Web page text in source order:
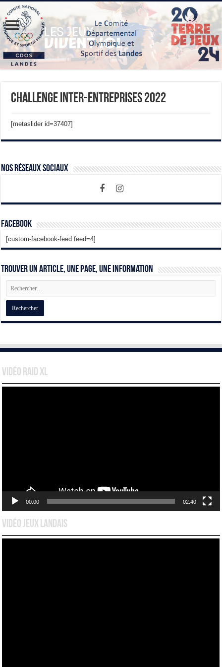
Challenge Inter-Entreprises 2022
[metaslider id=37407]
Nos Réseaux Sociaux
Facebook
[custom-facebook-feed feed=4]
Trouver un article, une page, une information
Vidéo Raid XL
00:00 02:40
Vidéo Jeux Landais